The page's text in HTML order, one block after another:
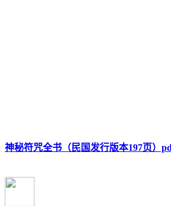
神秘符咒全书（民国发行版本197页）